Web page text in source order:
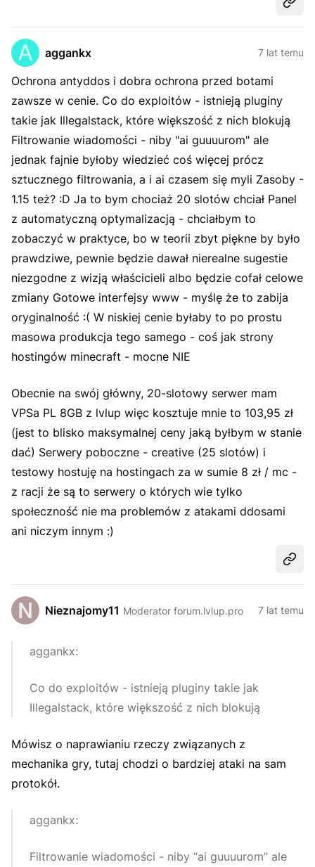
aggankx 7 lat temu
Ochrona antyddos i dobra ochrona przed botami
zawsze w cenie. Co do exploitów - istnieją pluginy
takie jak Illegalstack, które większość z nich blokują
Filtrowanie wiadomości - niby "ai guuuurom" ale
jednak fajnie byłoby wiedzieć coś więcej prócz
sztucznego filtrowania, a i ai czasem się myli Zasoby -
1.15 też? :D Ja to bym chociaż 20 slotów chciał Panel
z automatyczną optymalizacją - chciałbym to
zobaczyć w praktyce, bo w teorii zbyt piękne by było
prawdziwe, pewnie będzie dawał nierealne sugestie
niezgodne z wizją właścicieli albo będzie cofał celowe
zmiany Gotowe interfejsy www - myślę że to zabija
oryginalność :( W niskiej cenie byłaby to po prostu
masowa produkcja tego samego - coś jak strony
hostingów minecraft - mocne NIE
Obecnie na swój główny, 20-slotowy serwer mam
VPSa PL 8GB z lvlup więc kosztuje mnie to 103,95 zł
(jest to blisko maksymalnej ceny jaką byłbym w stanie
dać) Serwery poboczne - creative (25 slotów) i
testowy hostuję na hostingach za w sumie 8 zł / mc -
z racji że są to serwery o których wie tylko
społeczność nie ma problemów z atakami ddosami
ani niczym innym :)
Nieznajomy11 Moderator forum.lvlup.pro 7 lat temu
aggankx:
Co do exploitów - istnieją pluginy takie jak
Illegalstack, które większość z nich blokują
Mówisz o naprawianiu rzeczy związanych z
mechanika gry, tutaj chodzi o bardziej ataki na sam
protokół.
aggankx:
Filtrowanie wiadomości - niby “ai guuuurom” ale